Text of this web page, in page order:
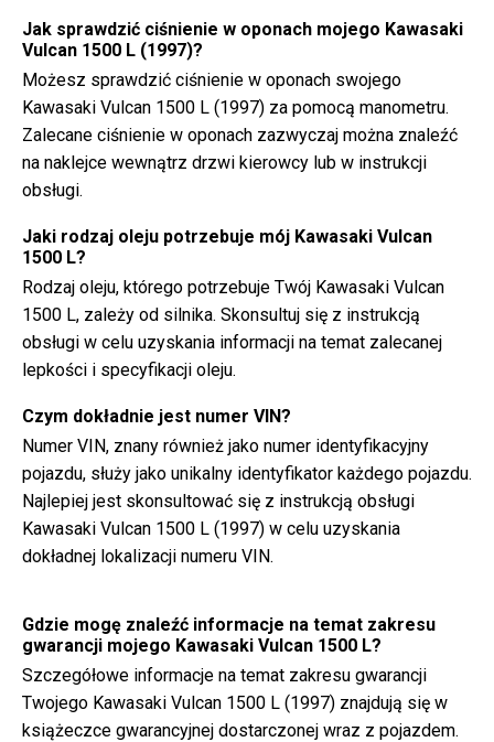
Jak sprawdzić ciśnienie w oponach mojego Kawasaki
Vulcan 1500 L (1997)?
Możesz sprawdzić ciśnienie w oponach swojego
Kawasaki Vulcan 1500 L (1997) za pomocą manometru.
Zalecane ciśnienie w oponach zazwyczaj można znaleźć
na naklejce wewnątrz drzwi kierowcy lub w instrukcji
obsługi.
Jaki rodzaj oleju potrzebuje mój Kawasaki Vulcan
1500 L?
Rodzaj oleju, którego potrzebuje Twój Kawasaki Vulcan
1500 L, zależy od silnika. Skonsultuj się z instrukcją
obsługi w celu uzyskania informacji na temat zalecanej
lepkości i specyfikacji oleju.
Czym dokładnie jest numer VIN?
Numer VIN, znany również jako numer identyfikacyjny
pojazdu, służy jako unikalny identyfikator każdego pojazdu.
Najlepiej jest skonsultować się z instrukcją obsługi
Kawasaki Vulcan 1500 L (1997) w celu uzyskania
dokładnej lokalizacji numeru VIN.
Gdzie mogę znaleźć informacje na temat zakresu
gwarancji mojego Kawasaki Vulcan 1500 L?
Szczegółowe informacje na temat zakresu gwarancji
Twojego Kawasaki Vulcan 1500 L (1997) znajdują się w
książeczce gwarancyjnej dostarczonej wraz z pojazdem.